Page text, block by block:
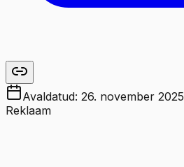
Avaldatud: 26. november 2025
Reklaam